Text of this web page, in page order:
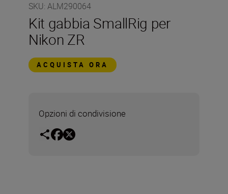
SKU: ALM290064
Kit gabbia SmallRig per
Nikon ZR
ACQUISTA ORA
Opzioni di condivisione